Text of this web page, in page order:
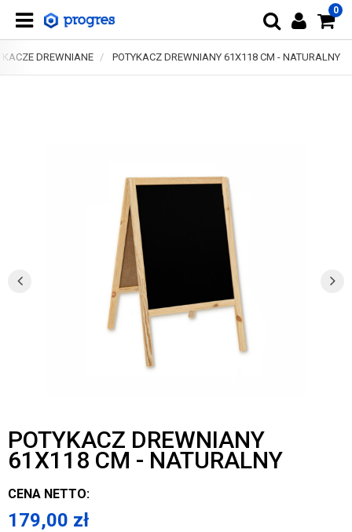
0
DREWNIANE POTYKACZ DREWNIANY 61X118 CM - NATURALNY
POTYKACZ DREWNIANY
61X118 CM - NATURALNY
CENA NETTO:
179,00 zł